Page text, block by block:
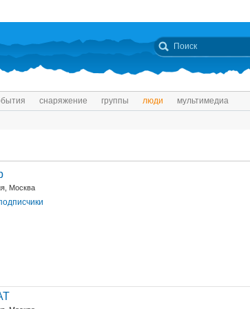
снаряжение группы люди мультимедиа
Москва